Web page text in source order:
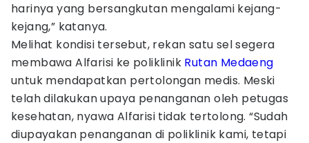
harinya yang bersangkutan mengalami kejang-
kejang,” katanya.
Melihat kondisi tersebut, rekan satu sel segera
membawa Alfarisi ke poliklinik Rutan Medaeng
untuk mendapatkan pertolongan medis. Meski
telah dilakukan upaya penanganan oleh petugas
kesehatan, nyawa Alfarisi tidak tertolong. “Sudah
diupayakan penanganan di poliklinik kami, tetapi